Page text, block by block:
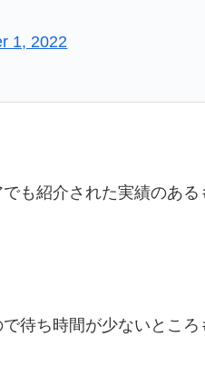
1, 2022
も紹介された実績のあ
待ち時間が少ないとこ